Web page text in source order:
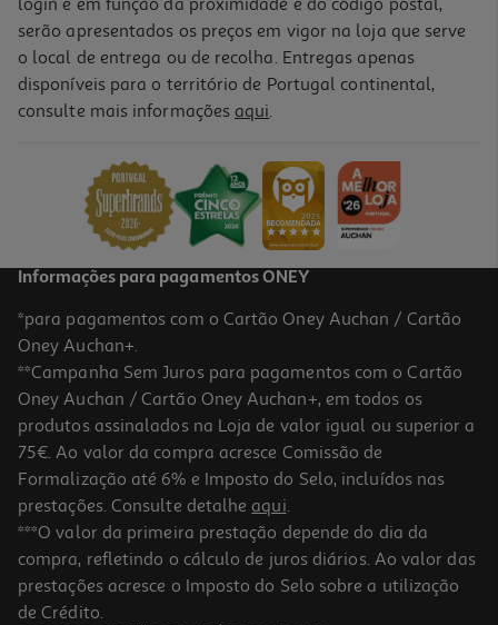
Apple Ipad Air 13'' M4 256gb Blue
1.169,99 €
Apple Ipad Air 13'' M4 128gb Purple
1029.99 €/un
1.029,99 €
serão apresentados os preços em vigor na loja que serve
o local de entrega ou de recolha. Entregas apenas
disponíveis para o território de Portugal continental,
consulte mais informações aqui.
Informações para pagamentos ONEY
*para pagamentos com o Cartão Oney Auchan / Cartão
Oney Auchan+.
**Campanha Sem Juros para pagamentos com o Cartão
Oney Auchan / Cartão Oney Auchan+, em todos os
produtos assinalados na Loja de valor igual ou superior a
75€. Ao valor da compra acresce Comissão de
Formalização até 6% e Imposto do Selo, incluídos nas
prestações. Consulte detalhe aqui.
***O valor da primeira prestação depende do dia da
compra, refletindo o cálculo de juros diários. Ao valor das
prestações acresce o Imposto do Selo sobre a utilização
de Crédito.